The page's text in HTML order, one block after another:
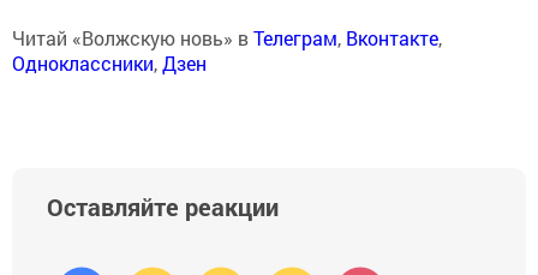
Читай «Волжскую новь» вТелеграм, Вконтакте,
Одноклассники,Дзен
Оставляйте реакции